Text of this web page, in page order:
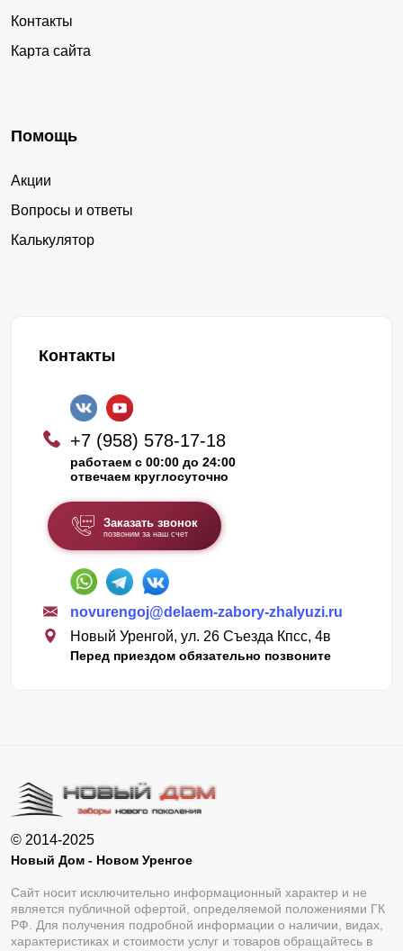
Контакты
Карта сайта
Помощь
Акции
Вопросы и ответы
Калькулятор
Контакты
+7 (958) 578-17-18
работаем с 00:00 до 24:00
отвечаем круглосуточно
Заказать звонок
позвоним за наш счет
novurengoj@delaem-zabory-zhalyuzi.ru
Новый Уренгой, ул. 26 Съезда Кпсс, 4в
Перед приездом обязательно позвоните
© 2014-2025
Новый Дом - Новом Уренгое
Сайт носит исключительно информационный характер и не
является публичной офертой, определяемой положениями ГК
РФ. Для получения подробной информации о наличии, видах,
характеристиках и стоимости услуг и товаров обращайтесь в